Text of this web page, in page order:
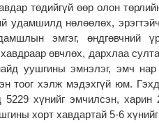
төдийгүй өөр олон
удамшилд нөлөөлөх,
эмгэг, өндгөвчний
өвчлөх, дархлаа
уушгины эмнэлэг, эмч
тоог хэлж мэдэхгүй юм.
хүнийг эмчилсэн, харин
хорт хавдартай 5-6